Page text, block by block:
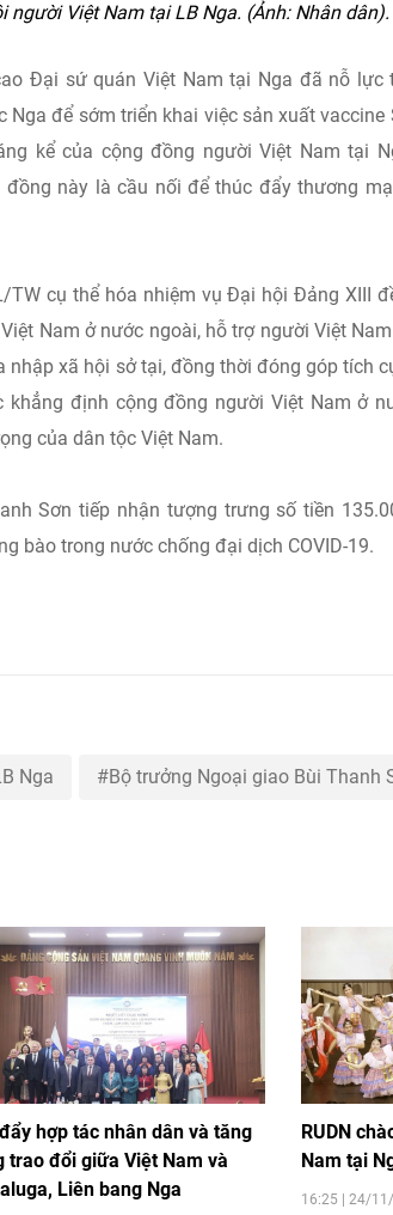
người Việt Nam tại LB Nga. (Ảnh: Nhân dân).
Đại sứ quán Việt Nam tại Nga đã nỗ lực
để sớm triển khai việc sản xuất vaccine
kể của cộng đồng người Việt Nam tại
đồng này là cầu nối để thúc đẩy thương
TW cụ thể hóa nhiệm vụ Đại hội Đảng XIII
Nam ở nước ngoài, hỗ trợ người Việt
nhập xã hội sở tại, đồng thời đóng góp tích
định cộng đồng người Việt Nam ở
của dân tộc Việt Nam.
Sơn tiếp nhận tượng trưng số tiền
bào trong nước chống đại dịch COVID-19.
Nga Bộ trưởng Ngoại giao Bùi Thanh
hợp tác nhân dân và tăng
trao đổi giữa Việt Nam và
Liên bang Nga
RUDN
Nam tại
16:25 | 24/